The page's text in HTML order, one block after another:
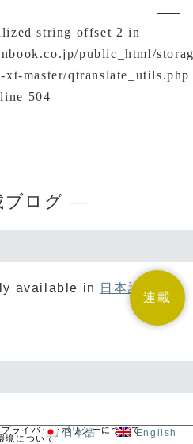
string offset 2 in
public_html/
master/qtranslate_utils.php
504
ブログ —
日本語 English
available in 日本語
連載
プライバシーポリシーについて
境について